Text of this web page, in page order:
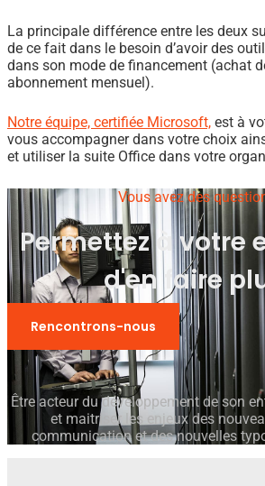
La principale différence entre les deux
de ce fait dans le besoin d’avoir des
dans son mode de financement (achat
abonnement mensuel).
Notre équipe, certifiée Microsoft, est à
vous accompagner dans votre choix
et utiliser la suite Office dans votre
Vous avez des
Permettez à votre
d'en faire
Rencontrons-nous
Être acteur du développement de son
et maitriser les enjeux des
communication et des nouvelles